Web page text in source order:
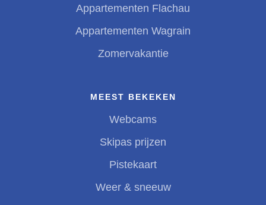
Appartementen Flachau
Appartementen Wagrain
Zomervakantie
MEEST BEKEKEN
Webcams
Skipas prijzen
Pistekaart
Weer & sneeuw